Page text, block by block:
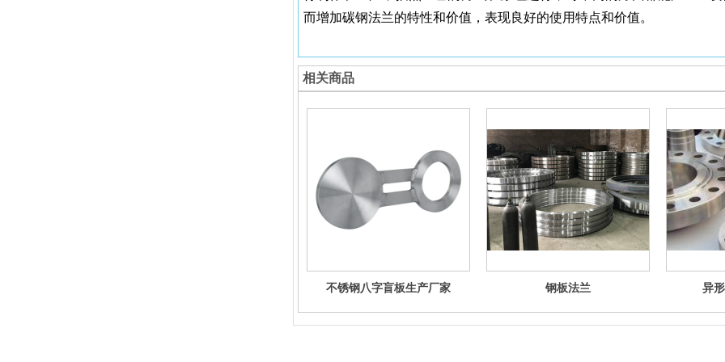
而增加碳钢法兰的特性和价值，表现良好的使用特点和价值。
相关商品
不锈钢八字盲板生产厂家 钢板法兰 异